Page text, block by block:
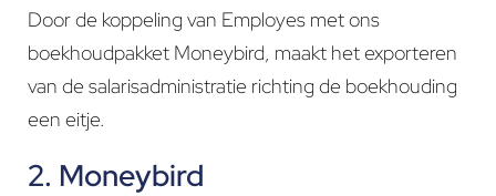
Door de koppeling van Employes met ons
boekhoudpakket Moneybird, maakt het exporteren
van de salarisadministratie richting de boekhouding
een eitje.
2. Moneybird